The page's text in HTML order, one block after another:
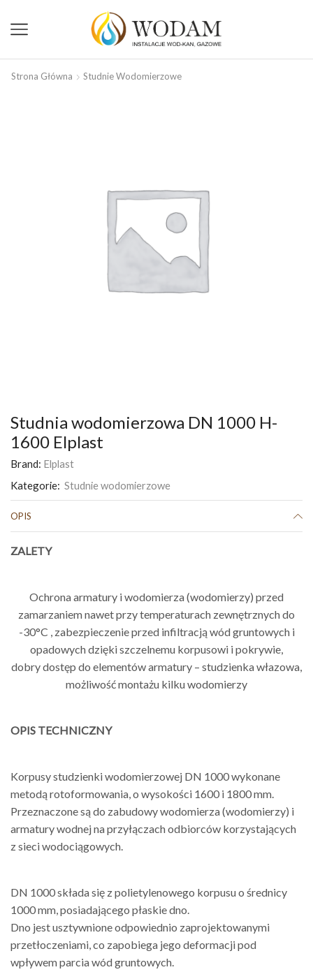
Strona Główna Studnie Wodomierzowe
Studnia wodomierzowa DN 1000 H-
1600 Elplast
Brand: Elplast
Kategorie: Studnie wodomierzowe
OPIS
ZALETY
Ochrona armatury i wodomierza(wodomierzy) przed
zamarzaniemnawet przy temperaturach zewnętrznych do
-30°C , zabezpieczenie przed infiltracją wód gruntowych i
opadowych dziękiszczelnemu korpusowi i pokrywie,
dobry dostęp do elementówarmatury – studzienka włazowa,
możliwość montażu kilkuwodomierzy
OPIS TECHNICZNY
Korpusy studzienki wodomierzowej DN 1000 wykonane
metodą rotoformowania,o wysokości 1600 i 1800 mm.
Przeznaczone są do zabudowywodomierza(wodomierzy) i
armaturywodnej na przyłączach odbiorców korzystających
z sieci wodociągowych.
DN 1000 składa się z polietylenowego korpusu o średnicy
1000 mm,posiadającego płaskie dno.
Dno jest usztywnione odpowiednio zaprojektowanymi
przetłoczeniami,co zapobiega jego deformacji pod
wpływem parcia wód gruntowych.